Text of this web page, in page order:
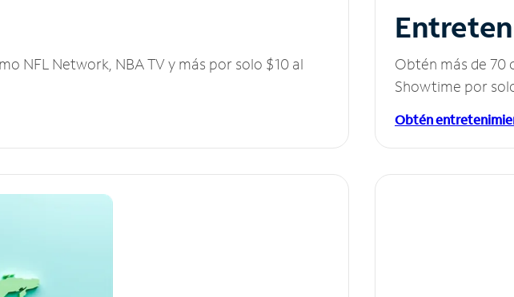
NFL Network, NBA TV y más por solo $10 al
Obtén más de 70
Showtime por
Obtén